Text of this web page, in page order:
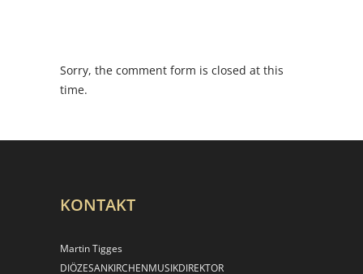
Sorry, the comment form is closed at this
time.
KONTAKT
Martin Tigges
DIÖZESANKIRCHEN­MUSIKDIREKTOR